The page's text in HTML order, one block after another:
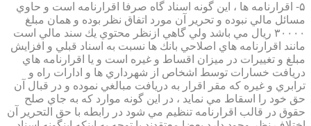
۵- اقرارنامه ها ، اين گونه اسناد گاه صرفا اقرارنامه است و حاوي
مسائل مالي نبوده و تحرير آن مورد اتفاق نظر بوده و همان مبلغ
۳۰۰۰۰ ريال مي باشد ولي گاهي ازنظر محتوي يك سند مالي است
مانند اقرارنامه هاي اصلاحي بانك ها نسبت به اسناد قبلي و افزايش
مبلغ و تغييرات در ميزان اقساط و غيره است و يا اقرارنامه هاي
دريافت خسارات توسط اشخاص از شهرداري ها و ادارات راه و
ترابري و غيره كه مقر اقرار به دريافت مبالغي نموده و در قبال آن
حق خود را اسقاط مي نمايد ، در اين گونه موارد كه به جاي صلح
حقوق در قالب اقرارنامه تنظيم مي شود در رابطه با حق التحرير آن